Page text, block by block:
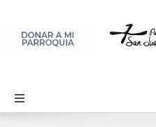
contenido
Toggle
Navigation